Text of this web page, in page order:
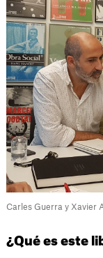
Carles Guerra y Xavier
¿Qué es este